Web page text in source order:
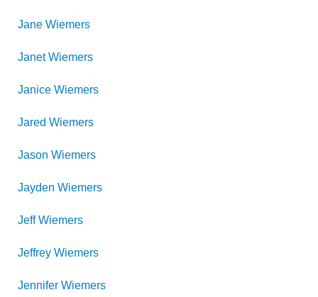
Jane Wiemers
Janet Wiemers
Janice Wiemers
Jared Wiemers
Jason Wiemers
Jayden Wiemers
Jeff Wiemers
Jeffrey Wiemers
Jennifer Wiemers